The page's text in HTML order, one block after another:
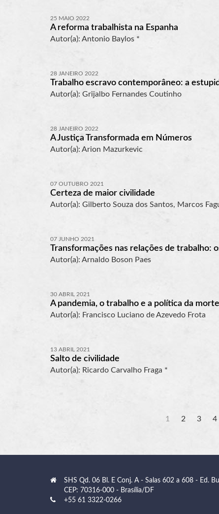
25 MAIO 2022
A reforma trabalhista na Espanha
Autor(a): Antonio Baylos *
28 JANEIRO 2022
Trabalho escravo contemporâneo: a
Autor(a): Grijalbo Fernandes Coutinho
28 JANEIRO 2022
A Justiça Transformada em Números
Autor(a): Arion Mazurkevic
07 OUTUBRO 2021
Certeza de maior civilidade
Autor(a): Gilberto Souza dos Santos, Marcos
07 JUNHO 2021
Transformações nas relações de trabalho:
Autor(a): Arnaldo Boson Paes
30 ABRIL 2021
A pandemia, o trabalho e a política da morte
Autor(a): Francisco Luciano de Azevedo Frota
13 ABRIL 2021
Salto de civilidade
Autor(a): Ricardo Carvalho Fraga *
1 2 3 4
SHS Qd. 06 Bl. E Conj. A - Salas 602 a 608 - Ed.
CEP: 70316-000 - Brasília/DF
+55 61 3322-0266